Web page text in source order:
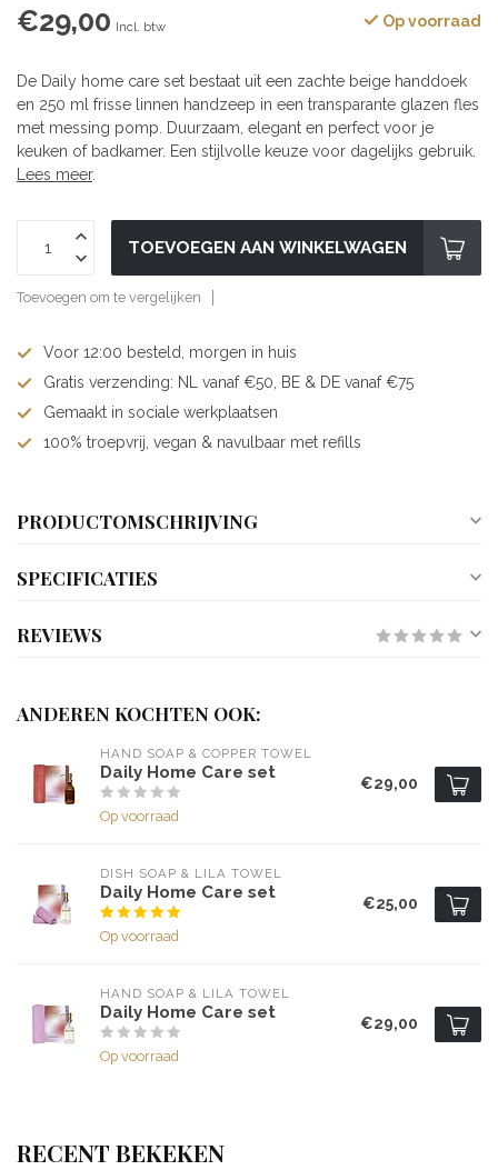
€29,00 Incl. btw Op voorraad
De Daily home care set bestaat uit een zachte beige handdoek
en 250 ml frisse linnen handzeep in een transparante glazen fles
met messing pomp. Duurzaam, elegant en perfect voor je
keuken of badkamer. Een stijlvolle keuze voor dagelijks gebruik.
Lees meer.
TOEVOEGEN AAN WINKELWAGEN
Toevoegen om te vergelijken
Voor 12:00 besteld, morgen in huis
Gratis verzending: NL vanaf €50, BE & DE vanaf €75
Gemaakt in sociale werkplaatsen
100% troepvrij, vegan & navulbaar met refills
PRODUCTOMSCHRIJVING
SPECIFICATIES
REVIEWS
ANDEREN KOCHTEN OOK:
HAND SOAP & COPPER TOWEL
Daily Home Care set
Op voorraad
€29,00
DISH SOAP & LILA TOWEL
Daily Home Care set
Op voorraad
€25,00
HAND SOAP & LILA TOWEL
Daily Home Care set
Op voorraad
€29,00
RECENT BEKEKEN